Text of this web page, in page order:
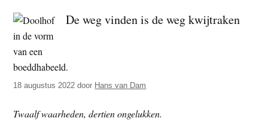
d
e
z
e
s
i
t
n
e
n
d
e
e
De weg vinden is de weg kwijtraken
18 augustus 2022 door Hans van Dam
Twaalf waarheden, dertien ongelukken.